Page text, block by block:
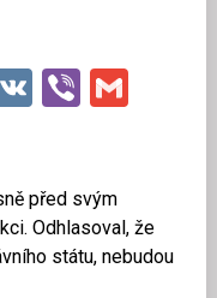
VKViber
před svým
Odhlasoval, že
státu, nebudou